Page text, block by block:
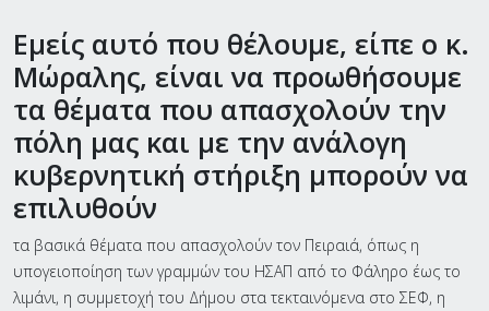
Εμείς αυτό που θέλουμε, είπε ο κ.
Μώραλης, είναι να προωθήσουμε
τα θέματα που απασχολούν την
πόλη μας και με την ανάλογη
κυβερνητική στήριξη μπορούν να
επιλυθούν
τα βασικά θέματα που απασχολούν τον Πειραιά, όπως η
υπογειοποίηση των γραμμών του ΗΣΑΠ από το Φάληρο έως το
λιμάνι, η συμμετοχή του Δήμου στα τεκταινόμενα στο ΣΕΦ, η